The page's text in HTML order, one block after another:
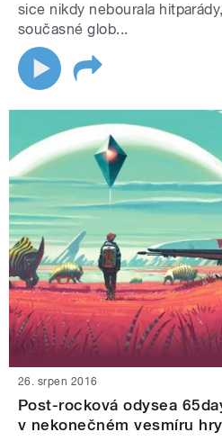
sice nikdy nebourala
současné glob...
26. srpen 2016
Post-rocková odysea
v nekonečném vesmíru